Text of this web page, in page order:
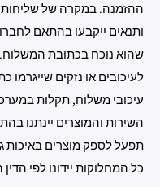
ההזמנה. במקרה של שליחות
ותנאים ייקבעו בהתאם
שהוא נוכח בכתובת
לעיכובים או נזקים
עיכובי משלוח, תקלות
השירות והמוצרים יינתנו
תפעל לספק מוצרים באיכות
כל המחלוקות יידונו לפי